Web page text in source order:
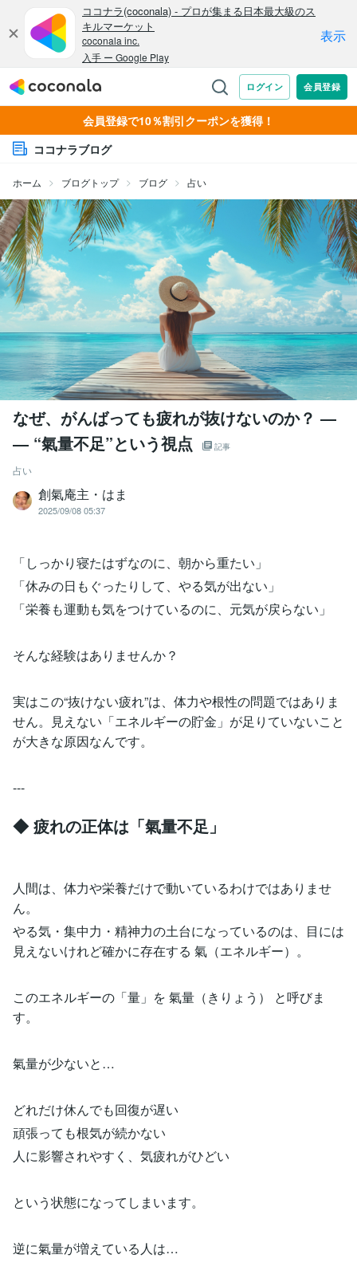
会員登録で10％割引クーポンを獲得！
ココナラブログ
ホーム ブログトップ ブログ 占い
なぜ、がんばっても疲れが抜けないのか？ ―
― “氣量不足”という視点
記事
占い
創氣庵主・はま
2025/09/08 05:37
「しっかり寝たはずなのに、朝から重たい」
「休みの日もぐったりして、やる気が出ない」
「栄養も運動も気をつけているのに、元気が戻らない」
そんな経験はありませんか？
実はこの“抜けない疲れ”は、体力や根性の問題ではありま
せん。見えない「エネルギーの貯金」が足りていないこと
が大きな原因なんです。
---
◆ 疲れの正体は「氣量不足」
人間は、体力や栄養だけで動いているわけではありませ
ん。
やる気・集中力・精神力の土台になっているのは、目には
見えないけれど確かに存在する 氣（エネルギー）。
このエネルギーの「量」を 氣量（きりょう） と呼びま
す。
氣量が少ないと…
どれだけ休んでも回復が遅い
頑張っても根気が続かない
人に影響されやすく、気疲れがひどい
という状態になってしまいます。
逆に氣量が増えている人は…